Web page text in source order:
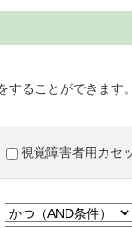
することができます
視覚障害者用カ